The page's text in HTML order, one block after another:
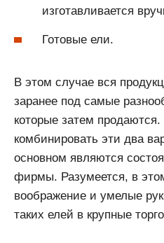
изготавливается
Готовые ели.
В этом случае вся
заранее под самые
которые затем
комбинировать эти два
основном являются
фирмы. Разумеется, в
воображение и умелые
таких елей в крупные